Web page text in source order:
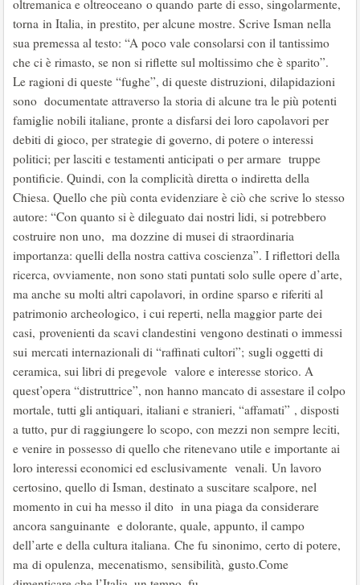
oltremanica e oltreoceano o quando parte di esso, singolarmente,
torna in Italia, in prestito, per alcune mostre. Scrive Isman nella
sua premessa al testo: “A poco vale consolarsi con il tantissimo
che ci è rimasto, se non si riflette sul moltissimo che è sparito”.
Le ragioni di queste “fughe”, di queste distruzioni, dilapidazioni
sono documentate attraverso la storia di alcune tra le più potenti
famiglie nobili italiane, pronte a disfarsi dei loro capolavori per
debiti di gioco, per strategie di governo, di potere o interessi
politici; per lasciti e testamenti anticipati o per armare truppe
pontificie. Quindi, con la complicità diretta o indiretta della
Chiesa. Quello che più conta evidenziare è ciò che scrive lo stesso
autore: “Con quanto si è dileguato dai nostri lidi, si potrebbero
costruire non uno, ma dozzine di musei di straordinaria
importanza: quelli della nostra cattiva coscienza”. I riflettori della
ricerca, ovviamente, non sono stati puntati solo sulle opere d’arte,
ma anche su molti altri capolavori, in ordine sparso e riferiti al
patrimonio archeologico, i cui reperti, nella maggior parte dei
casi, provenienti da scavi clandestini vengono destinati o immessi
sui mercati internazionali di “raffinati cultori”; sugli oggetti di
ceramica, sui libri di pregevole valore e interesse storico. A
quest’opera “distruttrice”, non hanno mancato di assestare il colpo
mortale, tutti gli antiquari, italiani e stranieri, “affamati” , disposti
a tutto, pur di raggiungere lo scopo, con mezzi non sempre leciti,
e venire in possesso di quello che ritenevano utile e importante ai
loro interessi economici ed esclusivamente venali. Un lavoro
certosino, quello di Isman, destinato a suscitare scalpore, nel
momento in cui ha messo il dito in una piaga da considerare
ancora sanguinante e dolorante, quale, appunto, il campo
dell’arte e della cultura italiana. Che fu sinonimo, certo di potere,
ma di opulenza, mecenatismo, sensibilità, gusto.Come